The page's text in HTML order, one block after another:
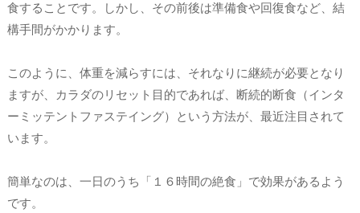
食することです。しかし、その前後は準備食や回復食など、結
構手間がかかります。
このように、体重を減らすには、それなりに継続が必要となり
ますが、カラダのリセット目的であれば、断続的断食（インタ
ーミッテントファステイング）という方法が、最近注目されて
います。
簡単なのは、一日のうち「１６時間の絶食」で効果があるよう
です。